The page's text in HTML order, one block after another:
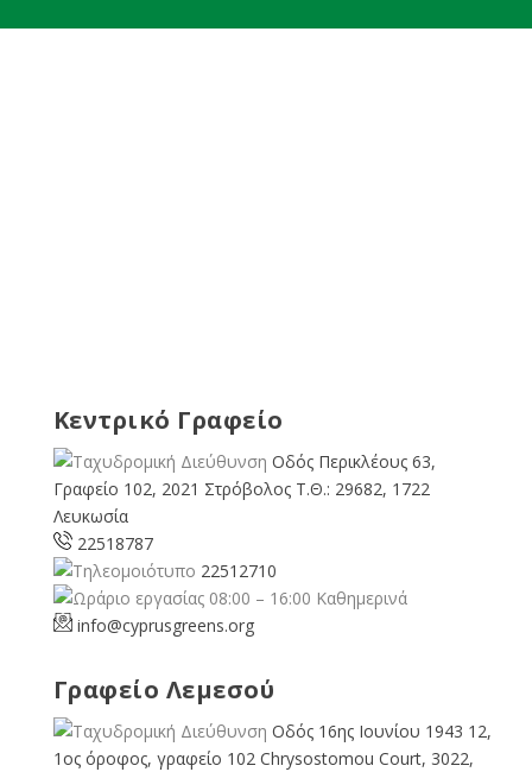
Κεντρικό Γραφείο
Οδός Περικλέους 63,
Γραφείο 102, 2021 Στρόβολος Τ.Θ.: 29682, 1722
Λευκωσία
22518787
22512710
08:00 – 16:00 Καθημερινά
info@cyprusgreens.org
Γραφείο Λεμεσού
Οδός 16ης Ιουνίου 1943 12,
1ος όροφος, γραφείο 102 Chrysostomou Court, 3022,